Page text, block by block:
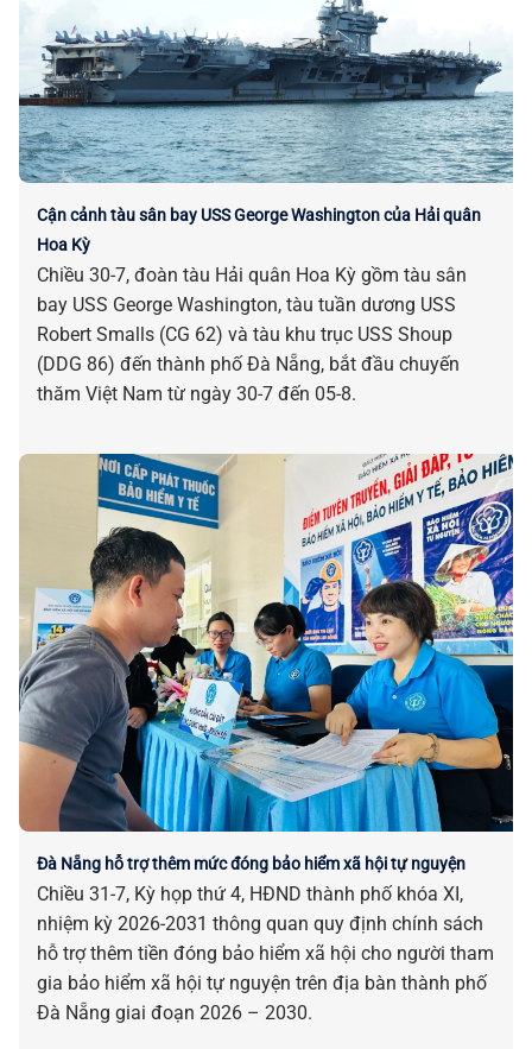
Cận cảnh tàu sân bay USS George Washington của Hải quân
Hoa Kỳ
Chiều 30-7, đoàn tàu Hải quân Hoa Kỳ gồm tàu sân
bay USS George Washington, tàu tuần dương USS
Robert Smalls (CG 62) và tàu khu trục USS Shoup
(DDG 86) đến thành phố Đà Nẵng, bắt đầu chuyến
thăm Việt Nam từ ngày 30-7 đến 05-8.
Đà Nẵng hỗ trợ thêm mức đóng bảo hiểm xã hội tự nguyện
Chiều 31-7, Kỳ họp thứ 4, HĐND thành phố khóa XI,
nhiệm kỳ 2026-2031 thông quan quy định chính sách
hỗ trợ thêm tiền đóng bảo hiểm xã hội cho người tham
gia bảo hiểm xã hội tự nguyện trên địa bàn thành phố
Đà Nẵng giai đoạn 2026 – 2030.